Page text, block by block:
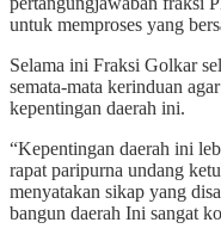
untuk memproses yang
Selama ini Fraksi Golkar
semata-mata kerinduan
kepentingan daerah ini.
“Kepentingan daerah ini
rapat paripurna undang
menyatakan sikap yang
bangun daerah Ini sangat